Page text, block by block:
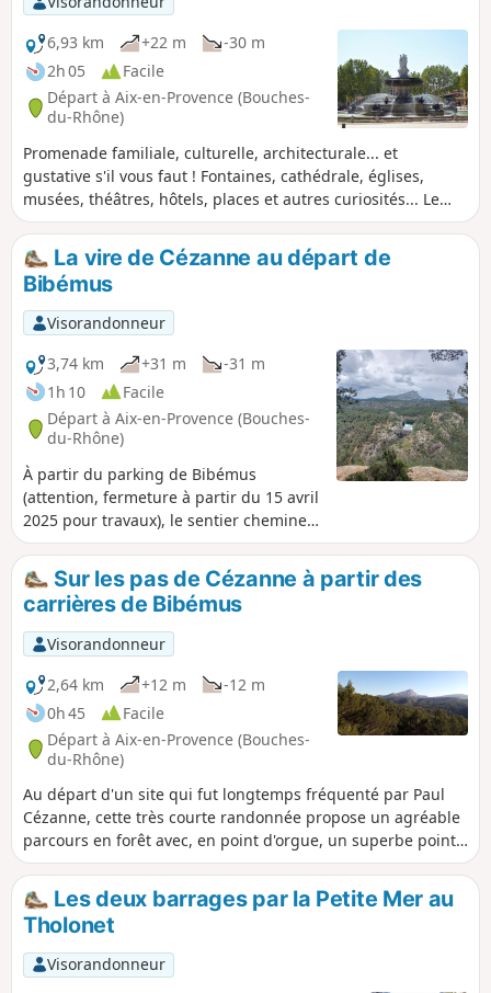
6,93 km
+22 m
-30 m
2h 05
Facile
Départ à Aix-en-Provence (Bouches-
du-Rhône)
Promenade familiale, culturelle, architecturale... et
gustative s'il vous faut ! Fontaines, cathédrale, églises,
musées, théâtres, hôtels, places et autres curiosités... Le
principal à découvrir lorsque l'on vient à Aix-en-Provence,
ville d'eau, d'art, d'histoire et de bien-être !
La vire de Cézanne au départ de
Bibémus
Visorandonneur
3,74 km
+31 m
-31 m
1h 10
Facile
Départ à Aix-en-Provence (Bouches-
du-Rhône)
À partir du parking de Bibémus
(attention, fermeture à partir du 15 avril
2025 pour travaux), le sentier chemine
au travers des carrières de Bibémus
hors clôture, avant de descendre vers
une vire panoramique qui permet de
passer sur l'un des promontoires où
Cézanne peignait, avant de rejoindre la
piste vers Bimont, que l'on suit jusqu'à
un second point de vue qui sent bon la
garrigue. Retour direct par la
piste. Randonnée classée facile, mais
une partie est un peu accidentée et à
considérer comme moyenne si l'on doit
partir du parking des Trois Bons Dieux.
Sur les pas de Cézanne à partir des
carrières de Bibémus
Visorandonneur
2,64 km
+12 m
-12 m
0h 45
Facile
Départ à Aix-en-Provence (Bouches-
du-Rhône)
Au départ d'un site qui fut longtemps fréquenté par Paul
Cézanne, cette très courte randonnée propose un agréable
parcours en forêt avec, en point d'orgue, un superbe point
de vue sur la Montagne Sainte-Victoire, comme ceux que le
peintre a immortalisés sur la toile.
Les deux barrages par la Petite Mer au
Tholonet
Visorandonneur